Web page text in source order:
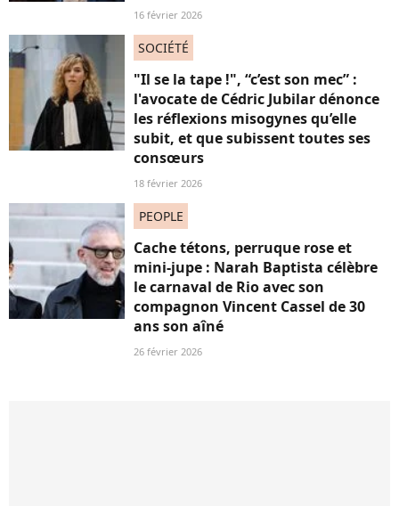
16 février 2026
SOCIÉTÉ
"Il se la tape !", “c’est son mec” :
l'avocate de Cédric Jubilar dénonce
les réflexions misogynes qu’elle
subit, et que subissent toutes ses
consœurs
18 février 2026
PEOPLE
Cache tétons, perruque rose et
mini-jupe : Narah Baptista célèbre
le carnaval de Rio avec son
compagnon Vincent Cassel de 30
ans son aîné
26 février 2026